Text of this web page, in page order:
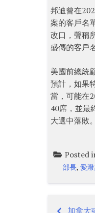
邦迪曾在
案的客戶名
改口，聲稱
盛傳的客戶
美國前總統
預計，如果
當，可能在
40席，並最
大選中落敗。
Posted
部長,愛
加拿大